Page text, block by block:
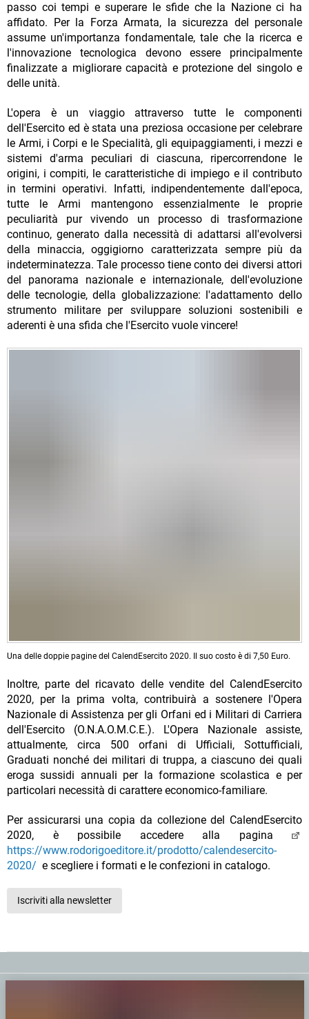
passo coi tempi e superare le sfide che la Nazione ci ha
affidato. Per la Forza Armata, la sicurezza del personale
assume un'importanza fondamentale, tale che la ricerca e
l'innovazione tecnologica devono essere principalmente
finalizzate a migliorare capacità e protezione del singolo e
delle unità.
L'opera è un viaggio attraverso tutte le componenti
dell'Esercito ed è stata una preziosa occasione per celebrare
le Armi, i Corpi e le Specialità, gli equipaggiamenti, i mezzi e
sistemi d'arma peculiari di ciascuna, ripercorrendone le
origini, i compiti, le caratteristiche di impiego e il contributo
in termini operativi. Infatti, indipendentemente dall'epoca,
tutte le Armi mantengono essenzialmente le proprie
peculiarità pur vivendo un processo di trasformazione
continuo, generato dalla necessità di adattarsi all'evolversi
della minaccia, oggigiorno caratterizzata sempre più da
indeterminatezza. Tale processo tiene conto dei diversi attori
del panorama nazionale e internazionale, dell'evoluzione
delle tecnologie, della globalizzazione: l'adattamento dello
strumento militare per sviluppare soluzioni sostenibili e
aderenti è una sfida che l'Esercito vuole vincere!
Una delle doppie pagine del CalendEsercito 2020. Il suo costo è di 7,50 Euro.
Inoltre, parte del ricavato delle vendite del CalendEsercito
2020, per la prima volta, contribuirà a sostenere l'Opera
Nazionale di Assistenza per gli Orfani ed i Militari di Carriera
dell'Esercito (O.N.A.O.M.C.E.). L'Opera Nazionale assiste,
attualmente, circa 500 orfani di Ufficiali, Sottufficiali,
Graduati nonché dei militari di truppa, a ciascuno dei quali
eroga sussidi annuali per la formazione scolastica e per
particolari necessità di carattere economico-familiare.
Per assicurarsi una copia da collezione del CalendEsercito
2020, è possibile accedere alla pagina
https://www.rodorigoeditore.it/prodotto/calendesercito-
2020/ e scegliere i formati e le confezioni in catalogo.
Iscriviti alla newsletter